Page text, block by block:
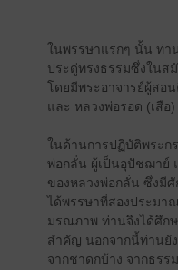
ในพรรษาแรกๆ นั้น ท่า
ประดู่ทรงธรรมซึ่งในส
โดยมีพระอาจารย์ผู้สอ
และ หลวงพ่อรอด (เสือ
ในด้านการปฏิบัติพระก
พ่อกลั่น ผู้เป็นอุปัชฌาย์
ของหลวงพ่อกลั่น ซึ่งมี
ได้พรรษาที่สองประม
มรณภาพ ท่านจึงได้ศึกษ
สำคัญ นอกจากนี้ท่านยั
จากชาดกบ้าง จากธร